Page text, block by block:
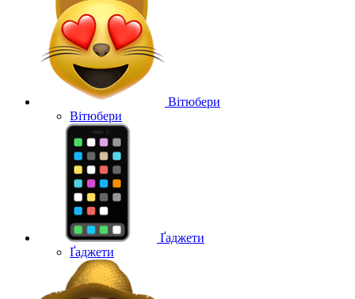
Вітюбери
Вітюбери
Ґаджети
Ґаджети